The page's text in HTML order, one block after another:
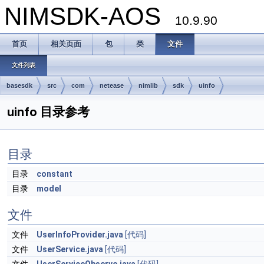
NIMSDK-AOS 10.9.90
首页 相关页面 包 类 文件
文件列表
basesdk src com netease nimlib sdk uinfo
uinfo 目录参考
目录
目录
constant
目录
model
文件
文件 UserInfoProvider.java [代码]
文件
UserService.java [代码]